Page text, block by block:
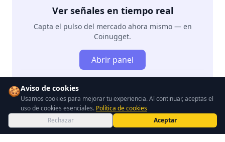
Ver señales en tiempo real
Capta el pulso del mercado ahora mismo — en
Coinugget.
Abrir panel
Comunidad Explorar Noticias
🍪Aviso de cookies
Usamos cookies para mejorar tu experiencia. Al continuar, aceptas el
uso de cookies esenciales. Política de cookies
Rechazar
Aceptar